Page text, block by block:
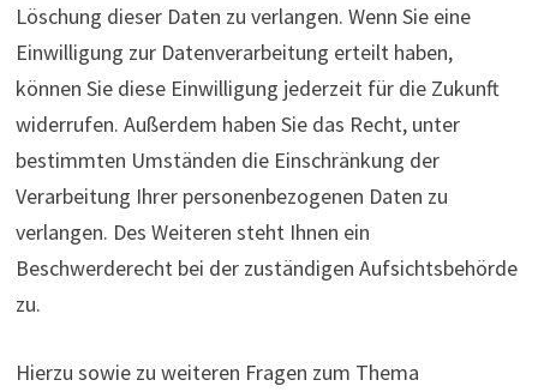
Löschung dieser Daten zu verlangen. Wenn Sie eine
Einwilligung zur Datenverarbeitung erteilt haben,
können Sie diese Einwilligung jederzeit für die Zukunft
widerrufen. Außerdem haben Sie das Recht, unter
bestimmten Umständen die Einschränkung der
Verarbeitung Ihrer personenbezogenen Daten zu
verlangen. Des Weiteren steht Ihnen ein
Beschwerderecht bei der zuständigen Aufsichtsbehörde
zu.
Hierzu sowie zu weiteren Fragen zum Thema